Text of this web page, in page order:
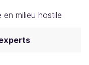
en milieu hostile
?